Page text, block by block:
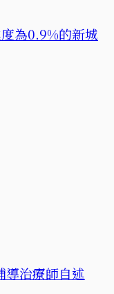
為0.9%的新城
治療師自述